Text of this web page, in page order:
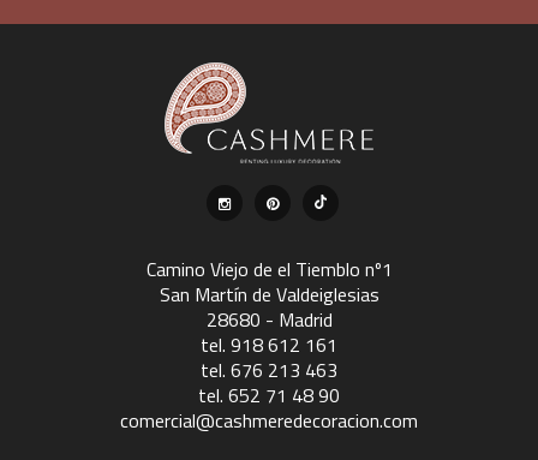
Camino Viejo de el Tiemblo nº1
San Martín de Valdeiglesias
28680 - Madrid
tel. 918 612 161
tel. 676 213 463
tel. 652 71 48 90
comercial@cashmeredecoracion.com